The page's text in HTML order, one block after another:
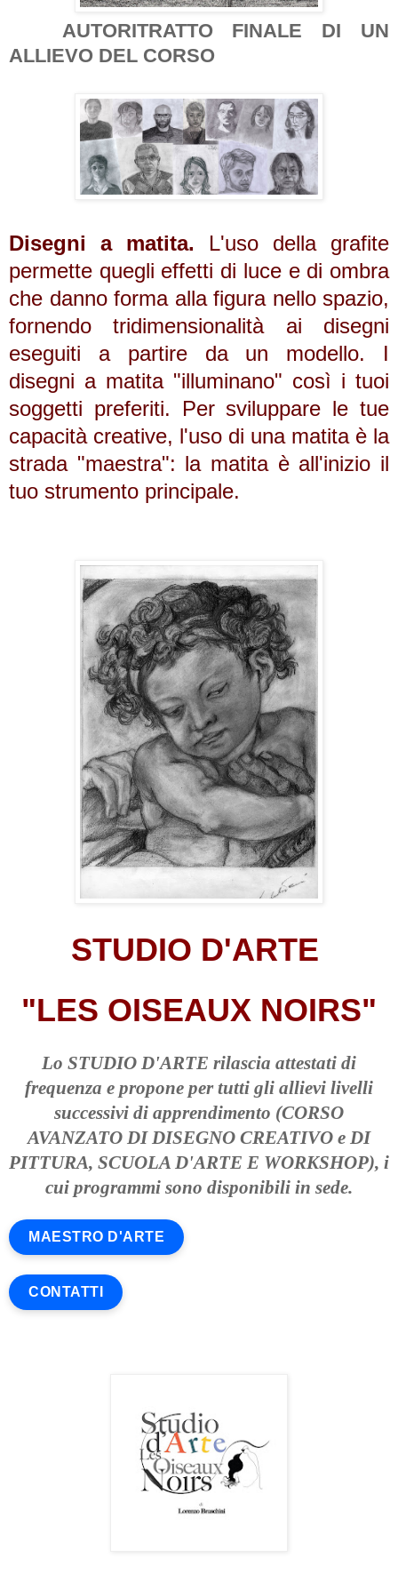
AUTORITRATTO FINALE DI UN
ALLIEVO DEL CORSO
Disegni a matita. L'uso della grafite
permette quegli effetti di luce e di ombra
che danno forma alla figura nello spazio,
fornendo tridimensionalità ai disegni
eseguiti a partireda un modello. I
disegni a matita "illuminano" così i tuoi
soggetti preferiti. Per sviluppare le tue
capacità creative, l'uso di una matita è la
strada "maestra": la matita è all'inizio il
tuo strumento principale.
STUDIO D'ARTE
"LES OISEAUX NOIRS"
Lo STUDIO D'ARTE rilascia attestati di
frequenza e propone per tutti gli allievi livelli
successivi di apprendimento (CORSO
AVANZATO DI DISEGNO CREATIVO e DI
PITTURA, SCUOLA D'ARTE E WORKSHOP), i
cui programmi sono disponibili in sede.
MAESTRO D'ARTE
CONTATTI